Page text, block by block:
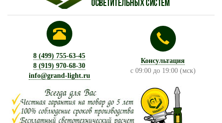
8 (499) 755-63-45
8 (919) 970-68-30
info@grand-light.ru
Консультация
с 09:00 до 19:00 (мск)